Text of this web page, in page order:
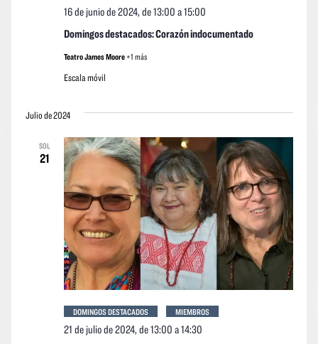
Domingos destacados: Corazón indocumentado
16 de junio de 2024, de 13:00 a15:00
Teatro James Moore +1 más
Escala móvil
Julio de 2024
SOL
21
21 de julio de 2024, de 13:00 a14:30
DOMINGOS DESTACADOS MIEMBROS